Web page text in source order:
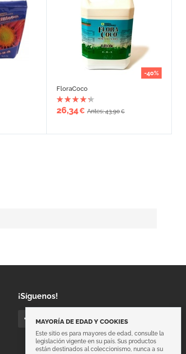
-40%
FloraCoco
26,34€ Antes: 43,90€
¡Síguenos!
MAYORÍA DE EDAD Y COOKIES
Este sitio es para mayores de edad, consulte la
legislación vigente en su país. Sus productos
están destinados al coleccionismo, nunca a su